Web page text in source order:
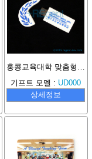
홍콩교육대학 맞춤형 PVC USB 메모리
기프트 모델 : UD000
상세정보